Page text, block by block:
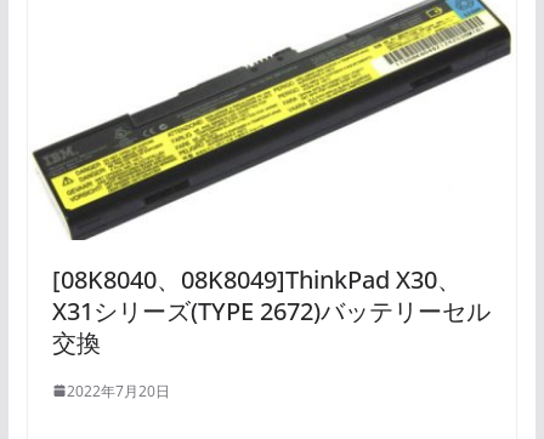
[08K8040、08K8049]ThinkPad X30、
X31シリーズ(TYPE 2672)バッテリーセル
交換
2022年7月20日